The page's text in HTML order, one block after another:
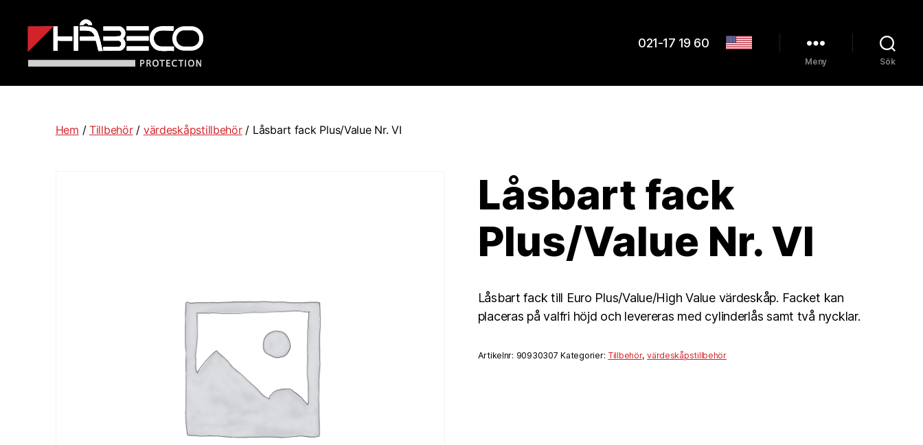
Sverige
021-17 19 60
Meny Sök
Hem /Tillbehör/ värdeskåpstillbehör/ Låsbart fack Plus/Value Nr. VI
Låsbart fack
Plus/Value Nr. VI
Låsbart fack till Euro Plus/Value/High Value värdeskåp. Facket kan
placeras på valfri höjd och levereras med cylinderlås samt två nycklar.
Artikelnr: 90930307 Kategorier: Tillbehör,värdeskåpstillbehör